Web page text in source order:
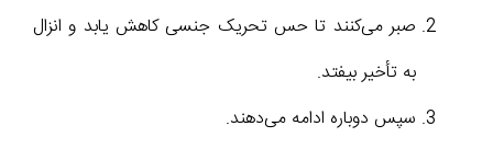
صبر می‌کنند تا حس تحریک جنسی کاهش یابد و انزال
به تأخیر بیفتد.
سپس دوباره ادامه می‌دهند.